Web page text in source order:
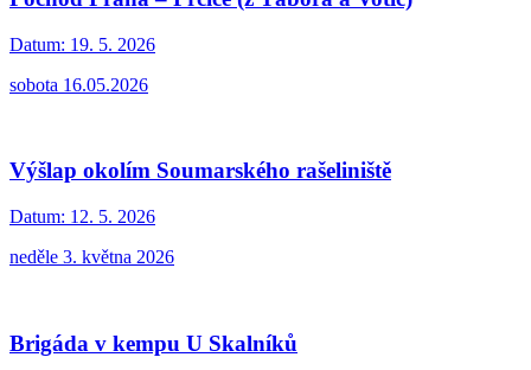
Datum: 19. 5. 2026
sobota 16.05.2026
Výšlap okolím Soumarského rašeliniště
Datum: 12. 5. 2026
neděle 3. května 2026
Brigáda v kempu U Skalníků